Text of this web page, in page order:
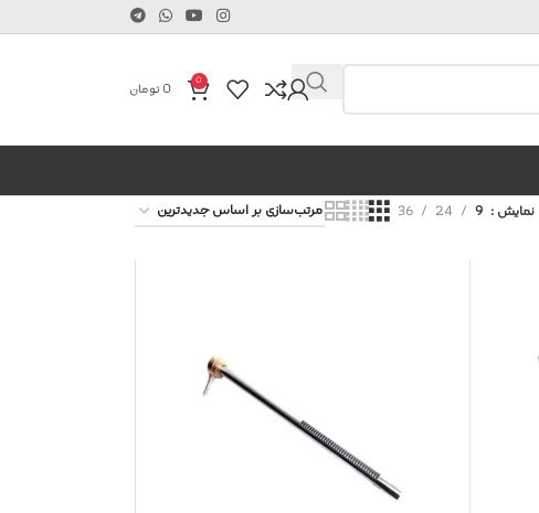
0
0 تومان
نمایش 9
24
36